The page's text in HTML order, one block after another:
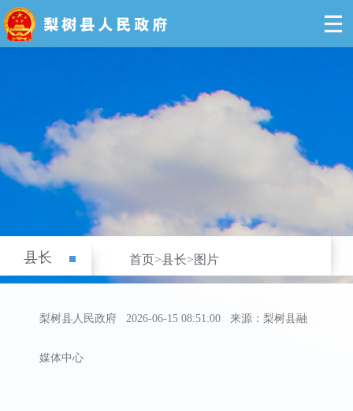
县长 首页>县长>图片
梨树县人民政府 2026-06-15 08:51:00 来源：梨树县融
媒体中心